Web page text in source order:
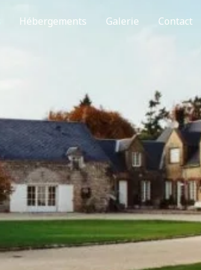
Hébergements Galerie Contact